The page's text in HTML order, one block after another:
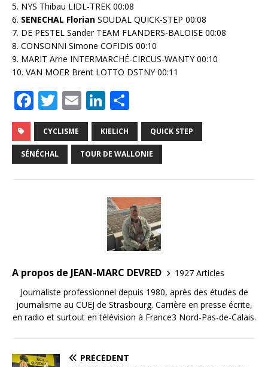
5. NYS Thibau LIDL-TREK 00:08
6. SENECHAL Florian SOUDAL QUICK-STEP 00:08
7. DE PESTEL Sander TEAM FLANDERS-BALOISE 00:08
8. CONSONNI Simone COFIDIS 00:10
9. MARIT Arne INTERMARCHÉ-CIRCUS-WANTY 00:10
10. VAN MOER Brent LOTTO DSTNY 00:11
F
a
c
e
T
w
it
te
E
m
ai
l
Li
n
k
e
n
ar
ta
g
r
CYCLISME KIELICH QUICK STEP
SÉNÉCHAL TOUR DE WALLONIE
A propos de JEAN-MARC DEVRED
1927 Articles
Journaliste professionnel depuis 1980, après des études de
journalisme au CUEJ de Strasbourg. Carrière en presse écrite,
en radio et surtout en télévision à France3 Nord-Pas-de-Calais.
PRÉCÉDENT